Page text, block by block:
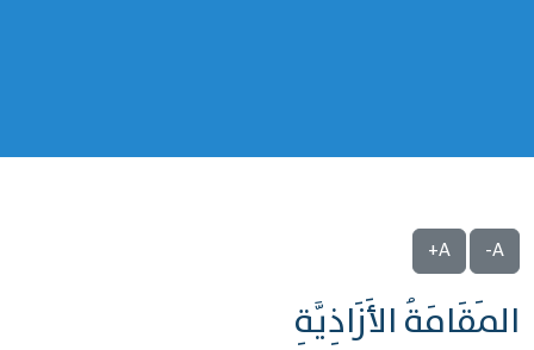
A-
A+
المَقَامَةُ الأَزَاذِيَّةِ